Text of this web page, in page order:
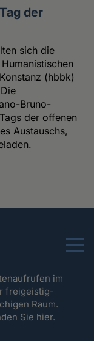
der
sich die
(hbbk)
Bruno-
der offenen
Austauschs,
Menu
im
freigeistig-
Raum.
Sie hier.